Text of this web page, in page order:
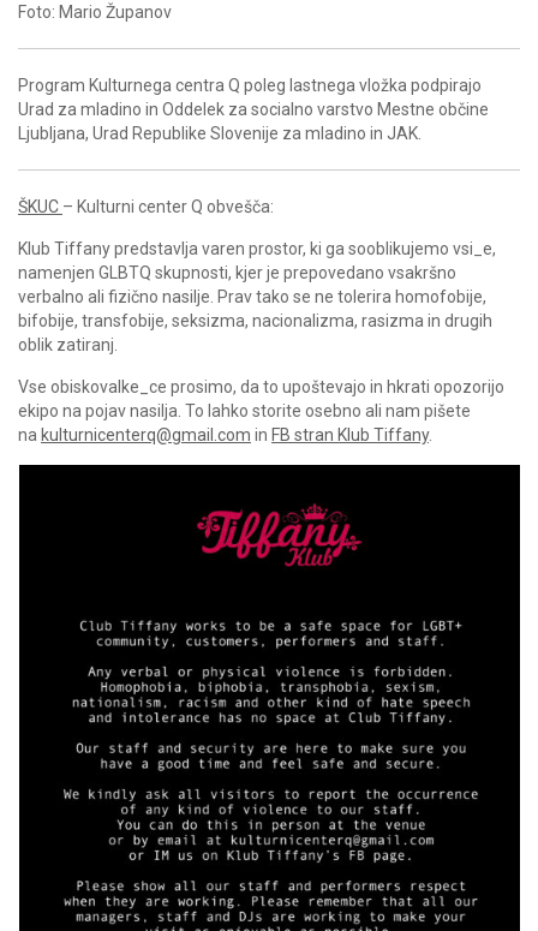
Foto: Mario Županov
Program Kulturnega centra Q poleg lastnega vložka podpirajo
Urad za mladino in Oddelek za socialno varstvo Mestne občine
Ljubljana, Urad Republike Slovenije za mladino in JAK.
ŠKUC – Kulturni center Q obvešča:
Klub Tiffany predstavlja varen prostor, ki ga sooblikujemo vsi_e,
namenjen GLBTQ skupnosti, kjer je prepovedano vsakršno
verbalno ali fizično nasilje. Prav tako se ne tolerira homofobije,
bifobije, transfobije, seksizma, nacionalizma, rasizma in drugih
oblik zatiranj.
Vse obiskovalke_ce prosimo, da to upoštevajo in hkrati opozorijo
ekipo na pojav nasilja. To lahko storite osebno ali nam pišete
na kulturnicenterq@gmail.com in FB stran Klub Tiffany.